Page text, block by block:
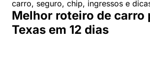
carro, seguro, chip, ingressos e
Melhor roteiro de carro
Texas em 12 dias